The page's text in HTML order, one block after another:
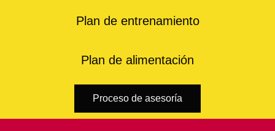
Plan de entrenamiento
Plan de alimentación
Proceso de asesoría